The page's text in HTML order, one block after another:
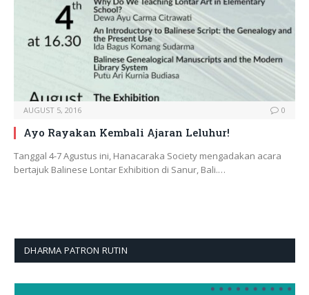
AUGUST 5, 2016 0
Ayo Rayakan Kembali Ajaran Leluhur!
Tanggal 4-7 Agustus ini, Hanacaraka Society mengadakan acara
bertajuk Balinese Lontar Exhibition di Sanur, Bali.…
DHARMA PATRON RUTIN